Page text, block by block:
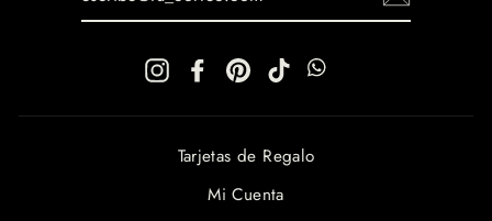
InstagramFacebookPinterestTikTok
Tarjetas de Regalo
Mi Cuenta